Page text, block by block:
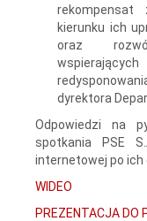
rekompensat
kierunku ich
oraz
dyrektora
Odpowiedzi na
spotkania PSE
internetowej po ich
WIDEO
PREZENTACJA DO